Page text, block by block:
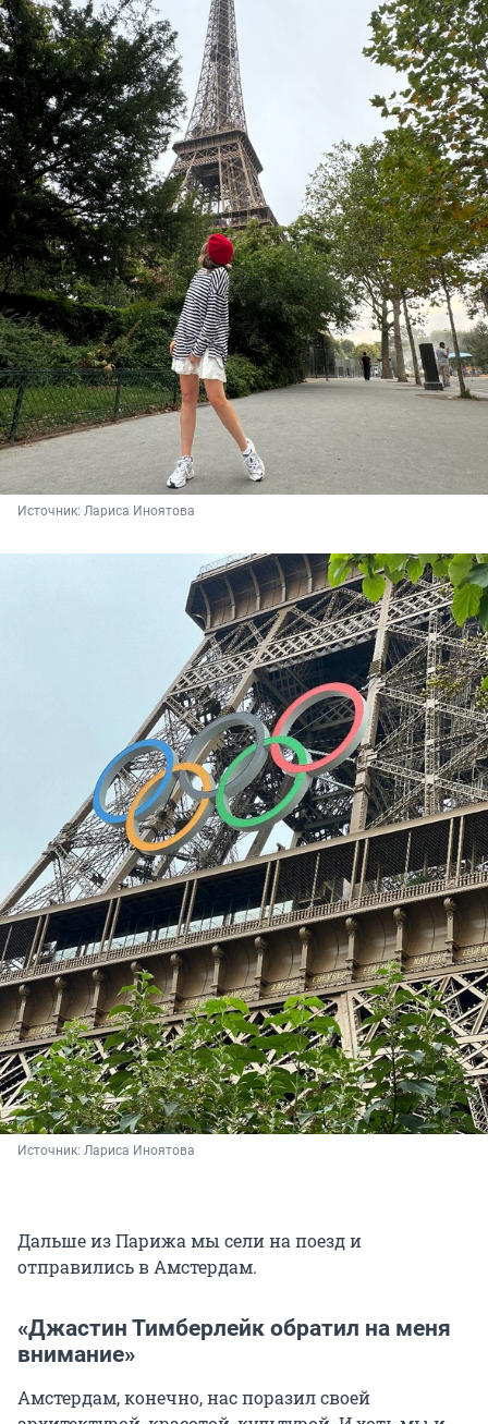
Источник: Лариса Иноятова
Источник: Лариса Иноятова
Дальше из Парижа мы сели на поезд и
отправились в Амстердам.
«Джастин Тимберлейк обратил на меня
внимание»
Амстердам, конечно, нас поразил своей